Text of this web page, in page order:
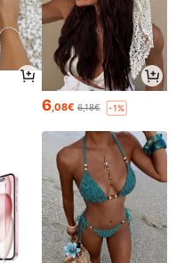
6,08€ 6,18€ -1%